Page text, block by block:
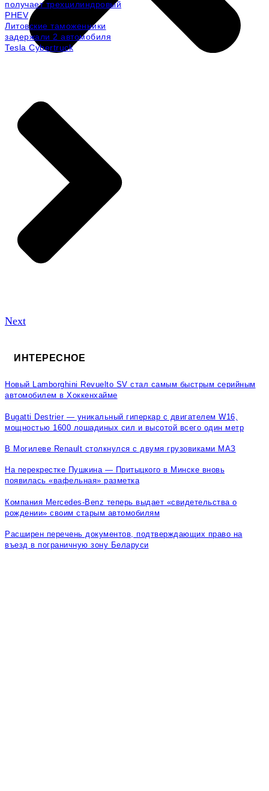
получает трехцилиндровый
PHEV
Литовские таможенники
задержали 2 автомобиля
Tesla Cybertruck
Next
ИНТЕРЕСНОЕ
Новый Lamborghini Revuelto SV стал самым быстрым серийным
автомобилем в Хоккенхайме
Bugatti Destrier — уникальный гиперкар с двигателем W16,
мощностью 1600 лошадиных сил и высотой всего один метр
В Могилеве Renault столкнулся с двумя грузовиками МАЗ
На перекрестке Пушкина — Притыцкого в Минске вновь
появилась «вафельная» разметка
Компания Mercedes-Benz теперь выдает «свидетельства о
рождении» своим старым автомобилям
Расширен перечень документов, подтверждающих право на
въезд в пограничную зону Беларуси